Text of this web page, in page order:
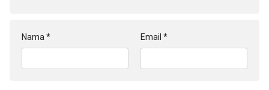
Nama * Email *